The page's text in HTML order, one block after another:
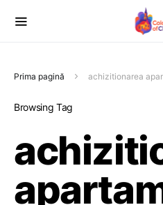
Prima pagină achizitionarea
Browsing Tag